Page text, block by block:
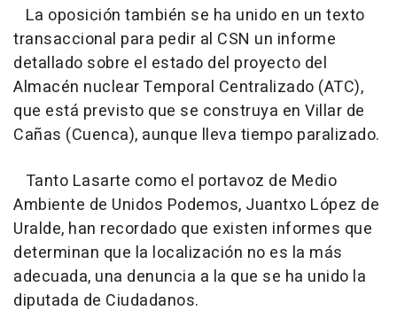
La oposición también se ha unido en un texto
transaccional para pedir al CSN un informe
detallado sobre el estado del proyecto del
Almacén nuclear Temporal Centralizado (ATC),
que está previsto que se construya en Villar de
Cañas (Cuenca), aunque lleva tiempo paralizado.
Tanto Lasarte como el portavoz de Medio
Ambiente de Unidos Podemos, Juantxo López de
Uralde, han recordado que existen informes que
determinan que la localización no es la más
adecuada, una denuncia a la que se ha unido la
diputada de Ciudadanos.